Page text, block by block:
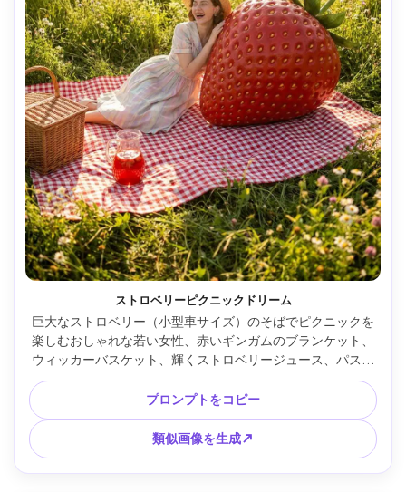
ストロベリーピクニックドリーム
巨大なストロベリー（小型車サイズ）のそばでピクニックを
楽しむおしゃれな若い女性、赤いギンガムのブランケット、
ウィッカーバスケット、輝くストロベリージュース、パステ
ルカラーの野原とワイルドフラワー、夕焼けの暖かい光、
Sony A7IV 50mm f/1.8で撮影、全身フレーミング、浅い被写
界深度、超現実的なスケールでありつつフォトリアルな質
感、エディトリアルカラーグレーディング、超写実的な肌や
自然な影 --ar 4:5
プロンプトをコピー
類似画像を生成↗